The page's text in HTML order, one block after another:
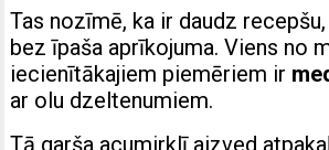
Tas nozīmē, ka ir daudz
bez īpaša aprīkojuma. Viens no
iecienītākajiem piemēriem ir
ar olu dzeltenumiem.